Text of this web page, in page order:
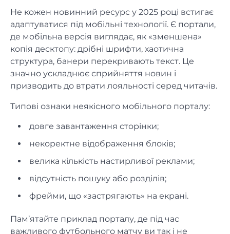
Не кожен новинний ресурс у 2025 році встигає
адаптуватися під мобільні технології. Є портали,
де мобільна версія виглядає, як «зменшена»
копія десктопу: дрібні шрифти, хаотична
структура, банери перекривають текст. Це
значно ускладнює сприйняття новин і
призводить до втрати лояльності серед читачів.
Типові ознаки неякісного мобільного порталу:
довге завантаження сторінки;
некоректне відображення блоків;
велика кількість настирливої реклами;
відсутність пошуку або розділів;
фрейми, що «застрягають» на екрані.
Пам’ятайте приклад порталу, де під час
важливого футбольного матчу ви так і не